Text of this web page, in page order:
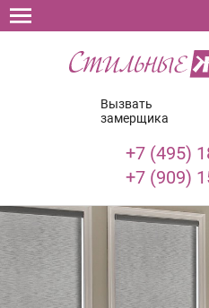
Вызвать
замерщика
+7 (495)
+7 (909)